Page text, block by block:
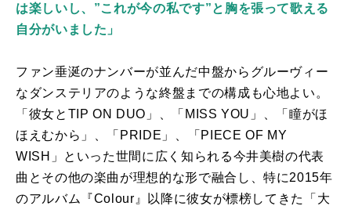
は楽しいし、”これが今の私です”と胸を張って歌える
自分がいました」
ファン垂涎のナンバーが並んだ中盤からグルーヴィー
なダンステリアのような終盤までの構成も心地よい。
「彼女と TIP ON DUO 」、「 MISS YOU 」、「瞳がほ
ほえむから」、「 PRIDE 」、「 PIECE OF MY
WISH 」といった世間に広く知られる今井美樹の代表
曲とその他の楽曲が理想的な形で融合し、特に2015年
のアルバム『Colour 』以降に彼女が標榜してきた「大